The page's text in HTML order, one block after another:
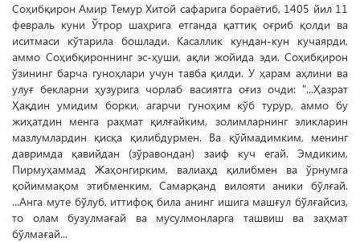
Соҳибқирон Амир Темур Хитой сафарига бораётиб, 1405 йил 11
февраль куни Ўтрор шаҳрига етганда қаттиқ оғриб қолди ва
иситмаси кўтарила бошлади. Касаллик кундан-кун кучаярди,
аммо Соҳибқироннинг эс-ҳуши, ақли жойида эди. Соҳибқирон
ўзининг барча гуноҳлари учун тавба қилди. У ҳарам аҳлини ва
улуғ бекларни ҳузурига чорлаб васиятга оғиз очди: "...Ҳазрат
Ҳақдин умидим борки, агарчи гуноҳим кўб турур, аммо бу
жиҳатдин менга раҳмат қилғайким, золимларнинг эликларин
мазлумлардин қисқа қилибдурмен. Ва қўймадимким, менинг
давримда қавийдан (зўравондан) заиф куч егай. Эмдиким,
Пирмуҳаммад Жаҳонгирким, валиаҳд қилибмен ва ўрнумга
қойиммақом этибменким, Самарқанд вилояти аники бўлғай.
...Анга муте бўлуб, иттифоқ била анинг ишига машғул бўлғайсиз,
то олам бузулмағай ва мусулмонларга ташвиш ва заҳмат
бўлмағай...